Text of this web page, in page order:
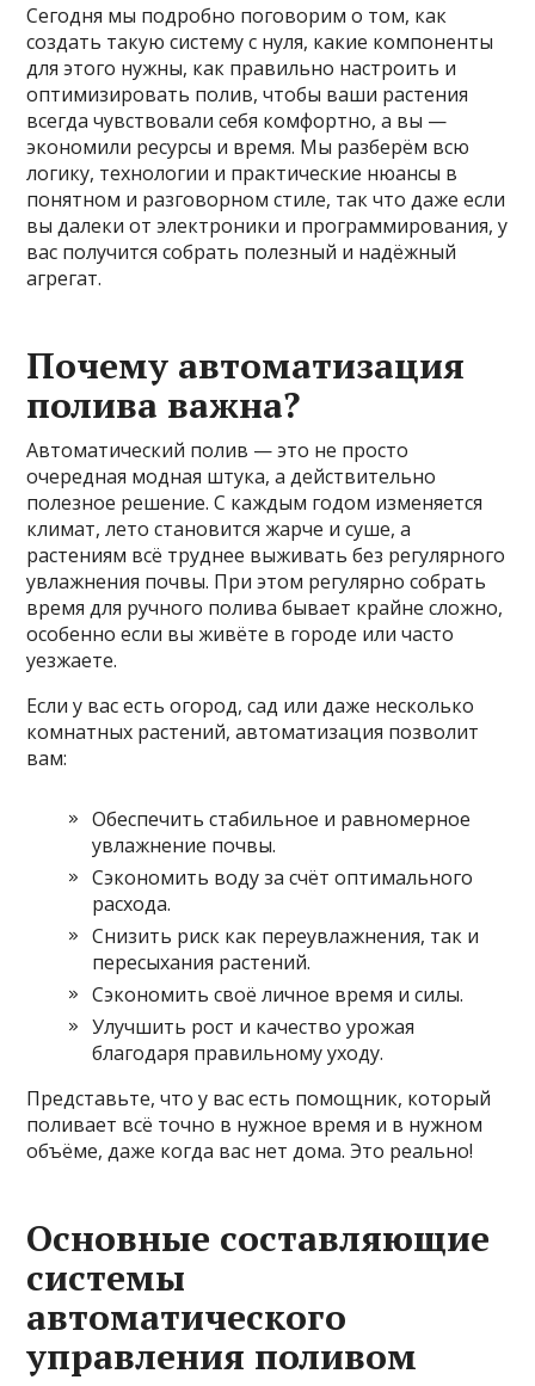
Сегодня мы подробно поговорим о том, как
создать такую систему с нуля, какие компоненты
для этого нужны, как правильно настроить и
оптимизировать полив, чтобы ваши растения
всегда чувствовали себя комфортно, а вы —
экономили ресурсы и время. Мы разберём всю
логику, технологии и практические нюансы в
понятном и разговорном стиле, так что даже если
вы далеки от электроники и программирования, у
вас получится собрать полезный и надёжный
агрегат.
Почему автоматизация
полива важна?
Автоматический полив — это не просто
очередная модная штука, а действительно
полезное решение. С каждым годом изменяется
климат, лето становится жарче и суше, а
растениям всё труднее выживать без регулярного
увлажнения почвы. При этом регулярно собрать
время для ручного полива бывает крайне сложно,
особенно если вы живёте в городе или часто
уезжаете.
Если у вас есть огород, сад или даже несколько
комнатных растений, автоматизация позволит
вам:
Обеспечить стабильное и равномерное
увлажнение почвы.
Сэкономить воду за счёт оптимального
расхода.
Снизить риск как переувлажнения, так и
пересыхания растений.
Сэкономить своё личное время и силы.
Улучшить рост и качество урожая
благодаря правильному уходу.
Представьте, что у вас есть помощник, который
поливает всё точно в нужное время и в нужном
объёме, даже когда вас нет дома. Это реально!
Основные составляющие
системы
автоматического
управления поливом